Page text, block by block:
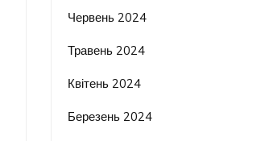
Червень 2024
Травень 2024
Квітень 2024
Березень 2024